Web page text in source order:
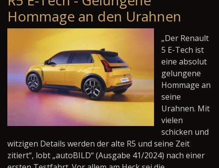
Hommage an den Urahnen
„Der Renault
5 E-Tech ist
eine absolut
gelungene
Hommage an
seine
Urahnen. Mit
vielen
schicken und
witzigen Details werden der alte R5 und seine Zeit
zitiert“, lobt „autoBILD“ (Ausgabe 41/2024) nach einer